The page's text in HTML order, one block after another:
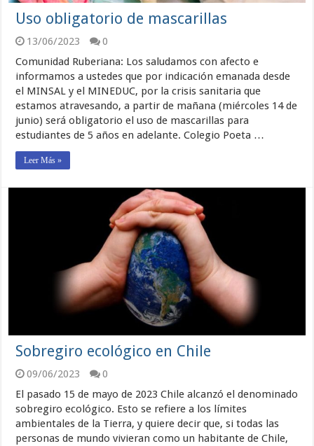
Uso obligatorio de mascarillas
13/06/2023
0
Comunidad Ruberiana: Los saludamos con afecto e
informamos a ustedes que por indicación emanada desde
el MINSAL y el MINEDUC, por la crisis sanitaria que
estamos atravesando, a partir de mañana (miércoles 14 de
junio) será obligatorio el uso de mascarillas para
estudiantes de 5 años en adelante. Colegio Poeta …
Leer Más »
Sobregiro ecológico en Chile
09/06/2023
0
El pasado 15 de mayo de 2023 Chile alcanzó el denominado
sobregiro ecológico. Esto se refiere a los límites
ambientales de la Tierra, y quiere decir que, si todas las
personas de mundo vivieran como un habitante de Chile,